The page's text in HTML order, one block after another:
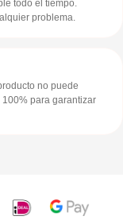
todo el tiempo.
problema.
no puede
para garantizar